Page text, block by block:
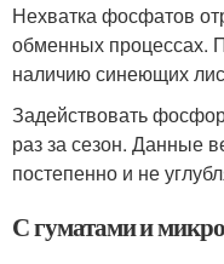
Нехватка фосфатов
обменных процессах.
наличию синеющих
Задействовать
раз за сезон. Данные
постепенно и не
С гуматами и